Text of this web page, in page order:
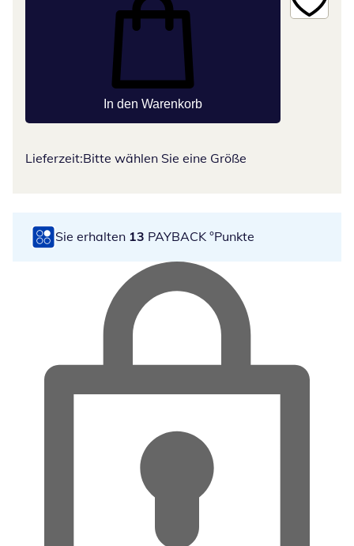
In den Warenkorb
Lieferzeit:Bitte wählen Sie eine Größe
Sie erhalten 13 PAYBACK °Punkte